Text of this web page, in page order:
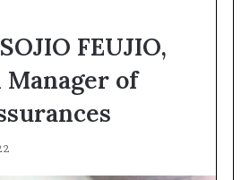
FEUJIO,
Manager of
il y a 22 heures
Marcelle Monkam Siayojie
les commandes de Jumia